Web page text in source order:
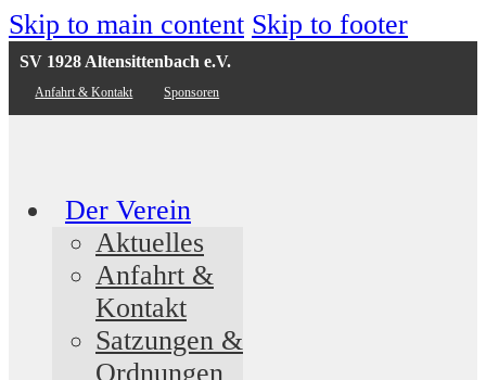
Skip to main content Skip to footer
SV 1928 Altensittenbach e.V.
Anfahrt & Kontakt Sponsoren
Der Verein
Aktuelles
Anfahrt &
Kontakt
Satzungen &
Ordnungen